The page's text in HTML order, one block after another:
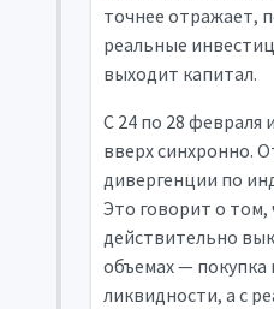
точнее отражает,
реальные
выходит капитал.
С 24 по 28 февраля
вверх синхронно.
дивергенции по
Это говорит о том,
действительно
объемах — покупка
ликвидности, а с